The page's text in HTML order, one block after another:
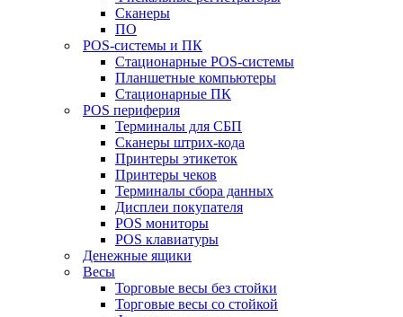
Сканеры
ПО
POS-системы и ПК
Стационарные POS-системы
Планшетные компьютеры
Стационарные ПК
POS периферия
Терминалы для СБП
Сканеры штрих-кода
Принтеры этикеток
Принтеры чеков
Терминалы сбора данных
Дисплеи покупателя
POS мониторы
POS клавиатуры
Денежные ящики
Весы
Торговые весы без стойки
Торговые весы со стойкой